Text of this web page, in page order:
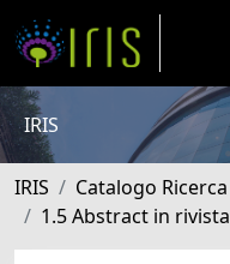
IRIS
IRIS Catalogo Ricerca
1.5 Abstract in rivista